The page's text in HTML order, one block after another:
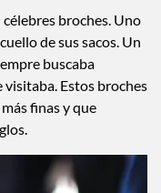
broches. Uno
de sus sacos. Un
buscaba
visitaba. Estos broches
finas y que